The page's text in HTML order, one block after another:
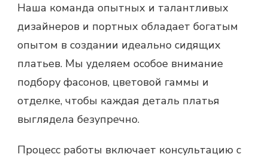
Наша команда опытных и талантливых
дизайнеров и портных обладает богатым
опытом в создании идеально сидящих
платьев. Мы уделяем особое внимание
подбору фасонов, цветовой гаммы и
отделке, чтобы каждая деталь платья
выглядела безупречно.
Процесс работы включает консультацию с